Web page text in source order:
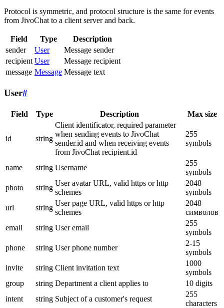
Protocol is symmetric, and protocol structure is the same for events
from JivoChat to a client server and back.
Field Type
Description
sender
User
Message sender
recipient User
Message recipient
message Message Message text
User#
Field Type Description Max size
id string
Client identificator, required parameter
when sending events to JivoChat
sender.id and when receiving events
from JivoChat recipient.id
255
symbols
name string Username
255
symbols
photo
string
User avatar URL, valid https or http
schemes
2048
symbols
url
string
User page URL, valid https or http
schemes
2048
символов
email
string User email
255
symbols
phone
string User phone number
2-15
symbols
invite
string Client invitation text
1000
symbols
group
string Department a client applies to
10 digits
intent
string Subject of a customer's request
255
characters